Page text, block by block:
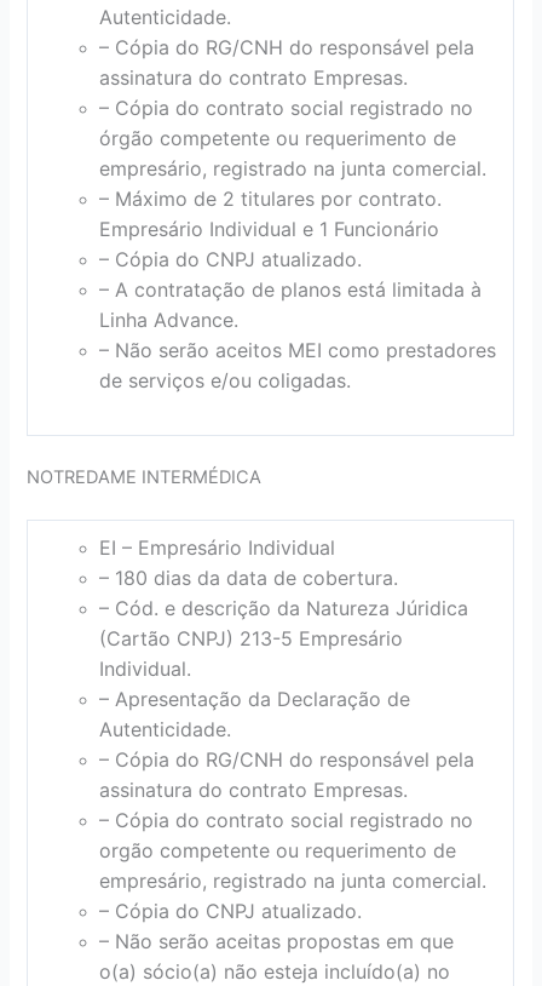
Autenticidade.
– Cópia do RG/CNH do responsável pela
assinatura do contrato Empresas.
– Cópia do contrato social registrado no
órgão competente ou requerimento de
empresário, registrado na junta comercial.
– Máximo de 2 titulares por contrato.
Empresário Individual e 1 Funcionário
– Cópia do CNPJ atualizado.
– A contratação de planos está limitada à
Linha Advance.
– Não serão aceitos MEI como prestadores
de serviços e/ou coligadas.
NOTREDAME INTERMÉDICA
EI – Empresário Individual
– 180 dias da data de cobertura.
– Cód. e descrição da Natureza Júridica
(Cartão CNPJ) 213-5 Empresário
Individual.
– Apresentação da Declaração de
Autenticidade.
– Cópia do RG/CNH do responsável pela
assinatura do contrato Empresas.
– Cópia do contrato social registrado no
orgão competente ou requerimento de
empresário, registrado na junta comercial.
– Cópia do CNPJ atualizado.
– Não serão aceitas propostas em que
o(a) sócio(a) não esteja incluído(a) no